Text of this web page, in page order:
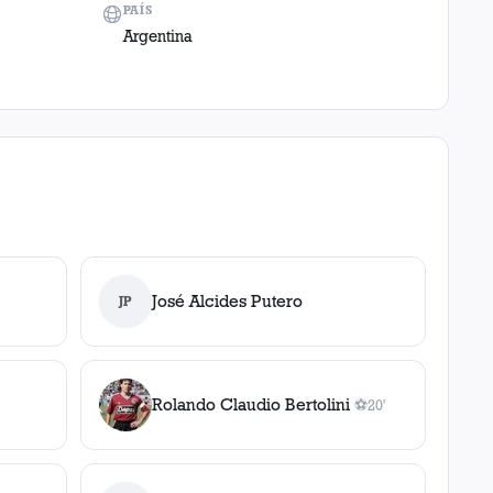
PAÍS
Argentina
JP José Alcides Putero
Rolando Claudio Bertolini ⚽
1gol
20'